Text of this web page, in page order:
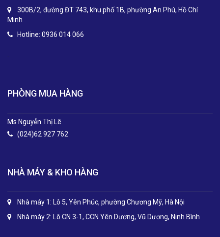
300B/2, đường ĐT 743, khu phố 1B, phường An Phú, Hồ Chí
Minh
Hotline: 0936 014 066
.
PHÒNG MUA HÀNG
Ms Nguyễn Thị Lê
(024)62 927 762
NHÀ MÁY & KHO HÀNG
Nhà máy 1: Lô 5, Yên Phúc, phường Chương Mỹ, Hà Nội
Nhà máy 2: Lô CN 3-1, CCN Yên Dương, Vũ Dương, Ninh Bình